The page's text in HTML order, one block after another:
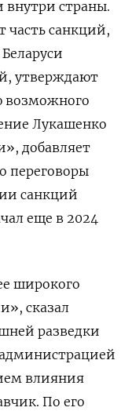
внутри страны.
часть санкций,
утверждают
возможного
Лукашенко
добавляет
переговоры
санкций
еще в 2024
широкого
», сказал
разведки
влияния
. По его